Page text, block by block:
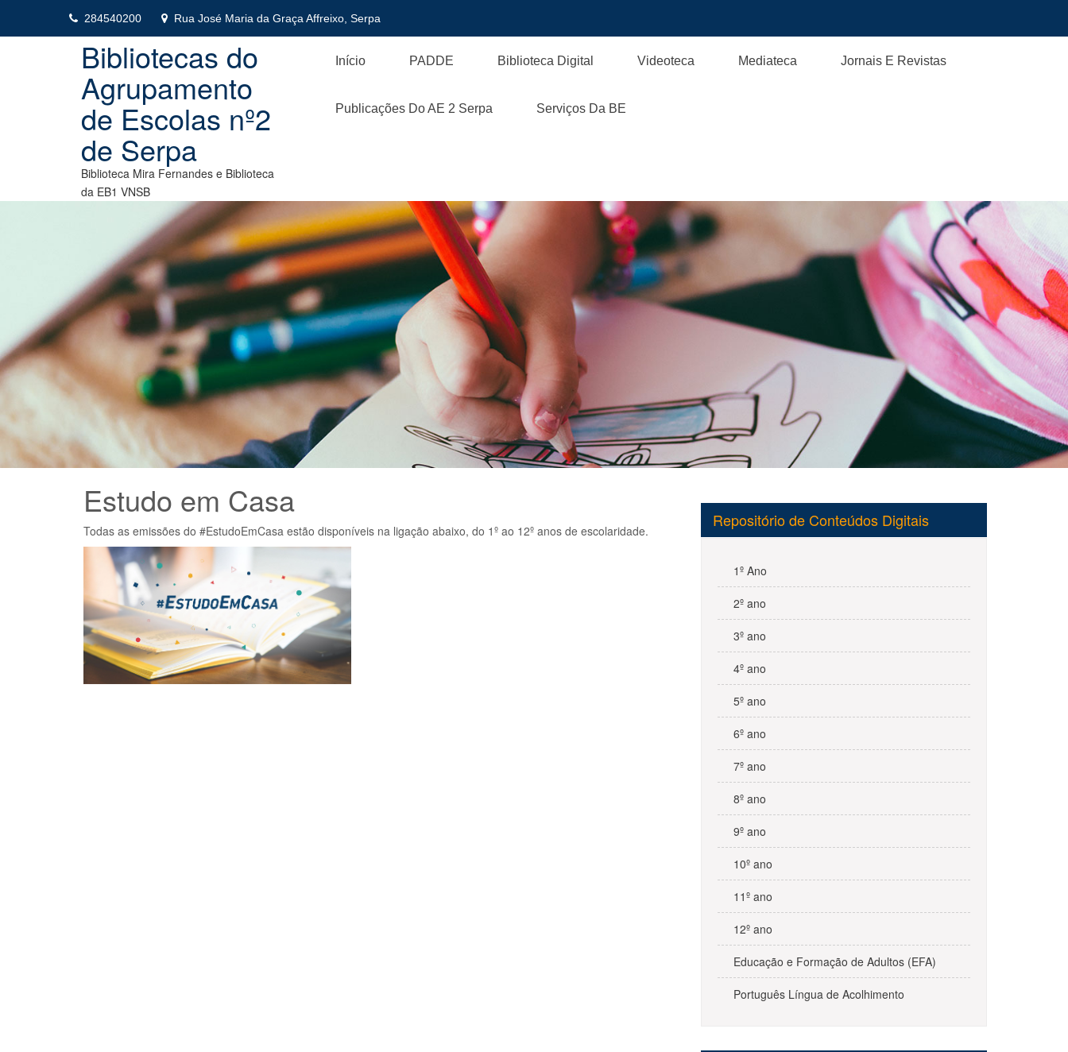
content
284540200 Rua José Maria da Graça Affreixo, Serpa
Bibliotecas do
Agrupamento
de Escolas nº2
de Serpa
Biblioteca Mira Fernandes e Biblioteca
da EB1 VNSB
Início PADDE Biblioteca Digital Videoteca Mediateca Jornais E Revistas
Publicações Do AE 2 Serpa Serviços Da BE
Estudo em Casa
Todas as emissões do #EstudoEmCasa estão disponíveis na ligação abaixo, do 1º ao 12º anos de escolaridade.
Repositório de Conteúdos Digitais
1º Ano
2º ano
3º ano
4º ano
5º ano
6º ano
7º ano
8º ano
9º ano
10º ano
11º ano
12º ano
Educação e Formação de Adultos (EFA)
Português Língua de Acolhimento